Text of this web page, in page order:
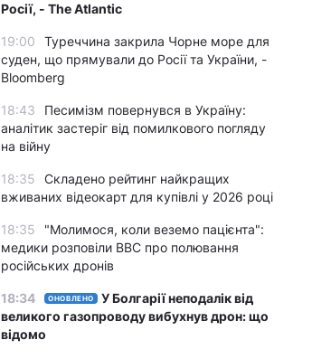
Росії, - The Atlantic
19:00
Туреччина закрила Чорне море для
суден, що прямували до Росії та України, -
Bloomberg
18:43
Песимізм повернувся в Україну:
аналітик застеріг від помилкового погляду
на війну
18:35
Складено рейтинг найкращих
вживаних відеокарт для купівлі у 2026 році
18:35
"Молимося, коли веземо пацієнта":
медики розповіли BBC про полювання
російських дронів
18:34 ОНОВЛЕНО
У Болгарії неподалік від
великого газопроводу вибухнув дрон: що
відомо